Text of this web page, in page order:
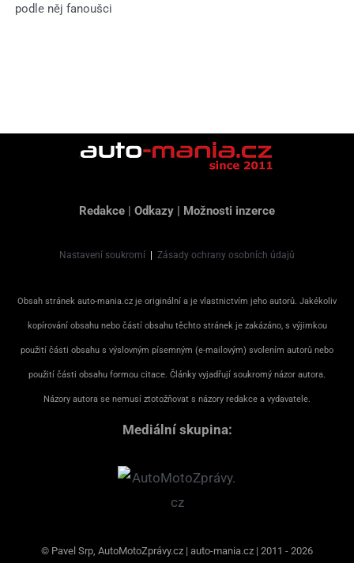
podle něj fanoušci
Redakce | Odkazy | Možnosti inzerce
Nastavení soukromí | Zásady ochrany osobních údajů
Obsah stránek auto-mania.cz je originální a je vlastnictvím jeho autorů. Jakékoliv
kopírování obsahu nebo částí obsahu těchto stránek je zakázáno, s výjimkou
použití části obsahu s výslovným písemným (e-mailovým) svolením autorů nebo
použití části obsahu formou citace. Články vyjadřují soukromý názor autora.
Názory autora se nemusí ztotožňovat s názory redakce a vydavatele.
Mediální skupina:
© Pavel Srp, AutoMotoZprávy.cz | auto-mania.cz | 2011 - 2026